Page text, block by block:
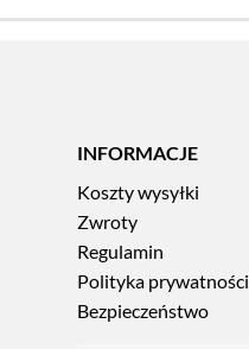
INFORMACJE
Koszty wysyłki
Zwroty
Regulamin
Polityka prywatności
Bezpieczeństwo